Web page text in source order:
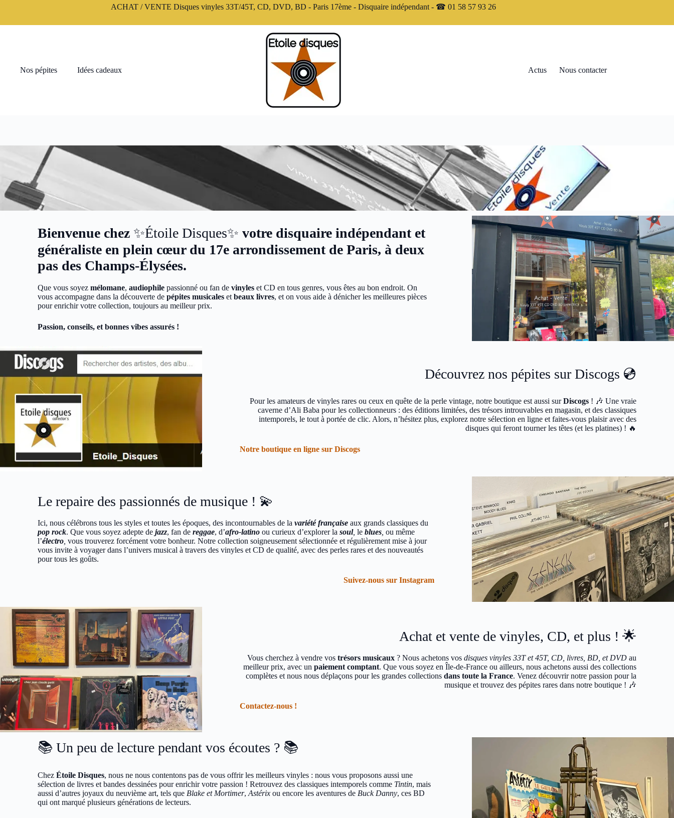
ACHAT / VENTE Disques vinyles 33T/45T, CD, DVD, BD - Paris 17ème - Disquaire indépendant - ☎ 01 58 57 93 26
Nos pépites Idées cadeaux Actus Nous contacter
Bienvenue chez ✨Étoile Disques✨ votre disquaire indépendant et
généraliste en plein cœur du 17e arrondissement de Paris, à deux
pas des Champs-Élysées.
Que vous soyezmélomane,audiophilepassionné ou fan devinyleset CD en tous genres, vous êtes au bon endroit. On
vous accompagne dans la découverte de pépites musicalesetbeaux livres, et on vous aide à dénicher les meilleures pièces
pour enrichir votre collection, toujours au meilleur prix.
Passion, conseils, et bonnes vibes assurés !
Découvrez nos pépites sur Discogs 💿
Pour les amateurs de vinyles rares ou ceux en quête de la perle vintage, notre boutique est aussi surDiscogs! 🎶 Une vraie
caverne d’Ali Baba pour les collectionneurs : des éditions limitées, des trésors introuvables en magasin, et des classiques
intemporels, le tout à portée de clic. Alors, n’hésitez plus, explorez notre sélection en ligne et faites-vous plaisir avec des
disques qui feront tourner les têtes (et les platines) ! 🔥
Notre boutique en ligne sur Discogs
Le repaire des passionnés de musique ! 💫
Ici, nous célébrons tous les styles et toutes les époques, des incontournables de lavariété françaiseaux grands classiques du
pop rock. Que vous soyez adepte dejazz, fan dereggae, d’afro-latino ou curieux d’explorer lasoul,leblues ,ou même
l’électro ,vous trouverez forcément votre bonheur. Notre collection soigneusement sélectionnée et régulièrement mise à jour
vous invite à voyager dans l’univers musical à travers des vinyles et CD de qualité, avec des perles rares et des nouveautés
pour tous les goûts.
Suivez-nous sur Instagram
Achat et vente de vinyles, CD, et plus ! 🌟
Vous cherchez à vendre vos trésors musicaux ? Nous achetons vos disques vinyles 33T et 45T, CD, livres, BD, et DVD au
meilleur prix, avec un paiement comptant. Que vous soyez en Île-de-France ou ailleurs, nous achetons aussi des collections
complètes et nous nous déplaçons pour les grandes collections dans toute la France. Venez découvrir notre passion pour la
musique et trouvez des pépites rares dans notre boutique ! 🎶
Contactez-nous !
📚 Un peu de lecture pendant vos écoutes ? 📚
ChezÉtoile Disques, nous ne nous contentons pas de vous offrir les meilleurs vinyles : nous vous proposons aussi une
sélection de livres et bandes dessinées pour enrichir votre passion ! Retrouvez des classiques intemporels comme Tintin, mais
aussi d’autres joyaux du neuvième art, tels que Blake et Mortimer,Astérix ou encore les aventures de Buck Danny, ces BD
qui ont marqué plusieurs générations de lecteurs.